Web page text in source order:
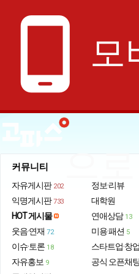
phone_android 모
으
커뮤니티
자유게시판 202
익명게시판 733
HOT 게시물
웃음·연재 72
이슈·토론 18
자유홍보 9
정보·리뷰
대학원
연애상담 13
미용·패션 5
스타트업·창업
공식 오픈채팅